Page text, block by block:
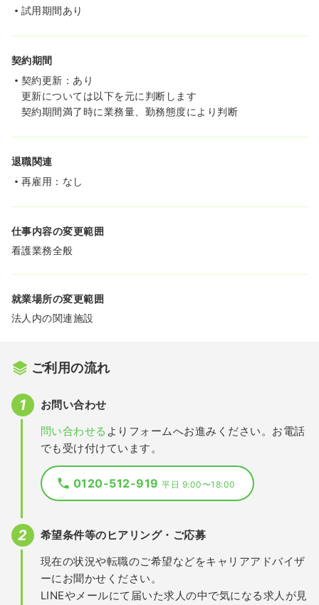
試用期間あり
契約期間
契約更新：あり
更新については以下を元に判断します
契約期間満了時に業務量、勤務態度により判断
退職関連
再雇用：なし
仕事内容の変更範囲
看護業務全般
就業場所の変更範囲
法人内の関連施設
ご利用の流れ
お問い合わせ
問い合わせる よりフォームへお進みください。お電話
でも受け付けています。
0120-512-919平日 9:00〜18:00
希望条件等のヒアリング・ご応募
現在の状況や転職のご希望などをキャリアアドバイザ
ーにお聞かせください。
LINEやメールにて届いた求人の中で気になる求人が見